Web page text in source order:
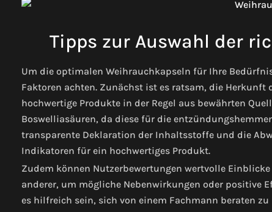
Tipps zur Auswahl der
Um die optimalen Weihrauchkapseln für Ihre
Faktoren achten. Zunächst ist es ratsam, die
hochwertige Produkte in der Regel aus bewährten
Boswelliasäuren, da diese für die
transparente Deklaration der Inhaltsstoffe und die
Indikatoren für ein hochwertiges Produkt.
Zudem können Nutzerbewertungen wertvolle
anderer, um mögliche Nebenwirkungen oder positive
es hilfreich sein, sich von einem Fachmann beraten